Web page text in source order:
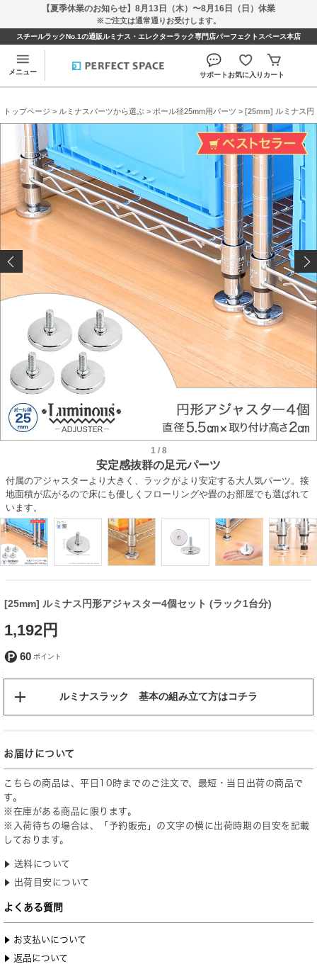
【夏季休業のお知らせ】8月13日（木）〜8月16日（日）休業
※ご注文は通常通りお受けします。
スチールラックNo.1の通販ルミナス・エレクターラック専門店パーフェクトスペース本店
メニュー サポートお気に入り カート
トップページ > ルミナスパーツから選ぶ > ポール径25mm用パーツ > [25mm] ルミナス円
1/ 8
安定感抜群の足元パーツ
付属のアジャスターより大きく、ラックがより安定する大人気パーツ。接
地面積が広がるので床にも優しくフローリングや畳のお部屋でも選ばれて
います。
[25mm] ルミナス円形アジャスター4個セット (ラック1台分)
1,192円
60
ルミナスラック 基本の組み立て方はコチラ